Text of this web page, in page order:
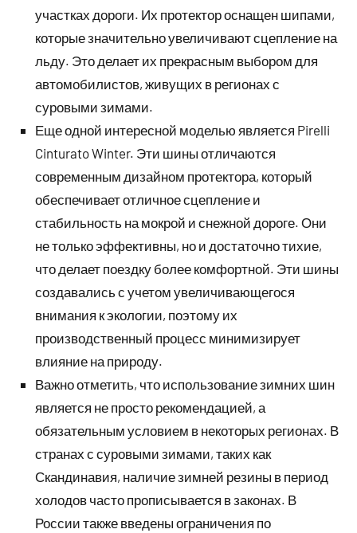
участках дороги. Их протектор оснащен шипами,
которые значительно увеличивают сцепление на
льду. Это делает их прекрасным выбором для
автомобилистов, живущих в регионах с
суровыми зимами.
Еще одной интересной моделью является Pirelli
Cinturato Winter. Эти шины отличаются
современным дизайном протектора, который
обеспечивает отличное сцепление и
стабильность на мокрой и снежной дороге. Они
не только эффективны, но и достаточно тихие,
что делает поездку более комфортной. Эти шины
создавались с учетом увеличивающегося
внимания к экологии, поэтому их
производственный процесс минимизирует
влияние на природу.
Важно отметить, что использование зимних шин
является не просто рекомендацией, а
обязательным условием в некоторых регионах. В
странах с суровыми зимами, таких как
Скандинавия, наличие зимней резины в период
холодов часто прописывается в законах. В
России также введены ограничения по